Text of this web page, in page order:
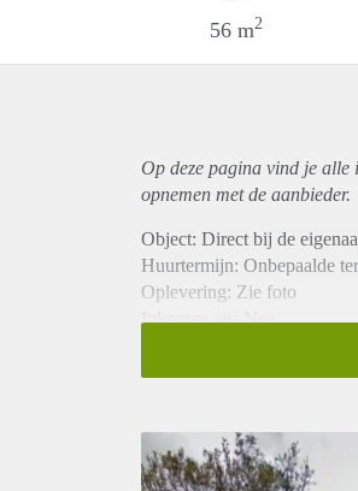
56 m2
Op deze pagina vind je
opnemen met de aanbieder.
Object: Direct bij de
Huurtermijn: Onbepaalde
Oplevering: Zie foto
Inkomen eis: Nee
Borg: 1 Maand
Huisdieren toegestaan:
Huurtoeslag grens: Ja